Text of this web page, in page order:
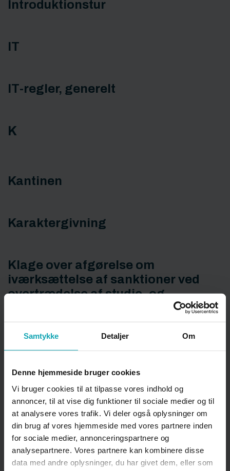
Samtykke Detaljer Om
Denne hjemmeside bruger cookies
Vi bruger cookies til at tilpasse vores indhold og
annoncer, til at vise dig funktioner til sociale medier og til
at analysere vores trafik. Vi deler også oplysninger om
din brug af vores hjemmeside med vores partnere inden
for sociale medier, annonceringspartnere og
analysepartnere. Vores partnere kan kombinere disse
data med andre oplysninger, du har givet dem, eller som
Introduktionstur
IT
IT-regler, generelt
K
Kantinen
Karaktergivning
Klage over afgørelse om
iværksættelse af sanktioner ved
overtrædelse af studie- og
Klage over karakterer,
oprykning m.v., som er omfattet af
eksamensreglementet
Kontaktlærer HHX og EUD